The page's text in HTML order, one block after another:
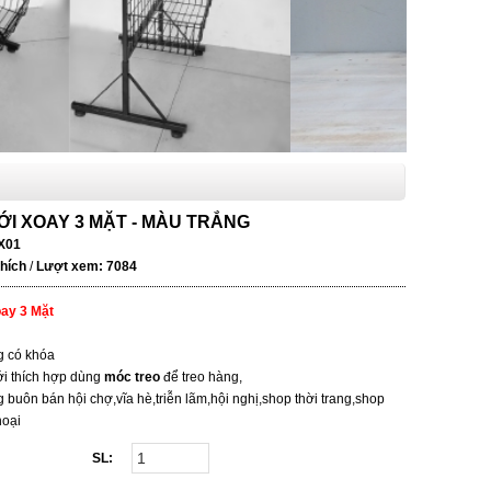
XOAY 3 MẶT - MÀU TRẮNG
/Lượt xem: 7084
3 Mặt
có khóa
thích hợp dùng móc treo để treo hàng,
buôn bán hội chợ,vĩa hè,triễn lãm,hội nghị,shop thời trang,shop
SL: